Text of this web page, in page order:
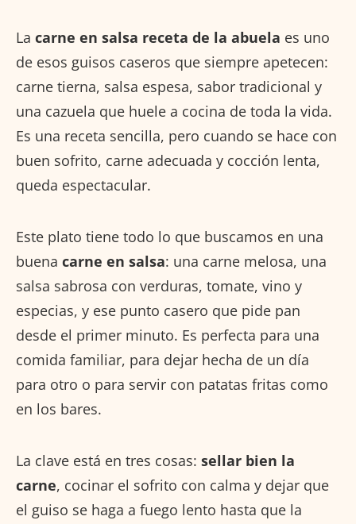
La carne en salsa receta de la abuela es uno
de esos guisos caseros que siempre apetecen:
carne tierna, salsa espesa, sabor tradicional y
una cazuela que huele a cocina de toda la vida.
Es una receta sencilla, pero cuando se hace con
buen sofrito, carne adecuada y cocción lenta,
queda espectacular.
Este plato tiene todo lo que buscamos en una
buena carne en salsa: una carne melosa, una
salsa sabrosa con verduras, tomate, vino y
especias, y ese punto casero que pide pan
desde el primer minuto. Es perfecta para una
comida familiar, para dejar hecha de un día
para otro o para servir con patatas fritas como
en los bares.
La clave está en tres cosas: sellar bien la
carne, cocinar el sofrito con calma y dejar que
el guiso se haga a fuego lento hasta que la